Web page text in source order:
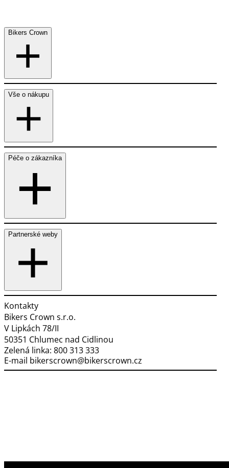
Bikers Crown
Vše o nákupu
Péče o zákazníka
Partnerské weby
Kontakty
Bikers Crown s.r.o.
V Lipkách 78/II
50351 Chlumec nad Cidlinou
Zelená linka: 800 313 333
E-mail bikerscrown@bikerscrown.cz